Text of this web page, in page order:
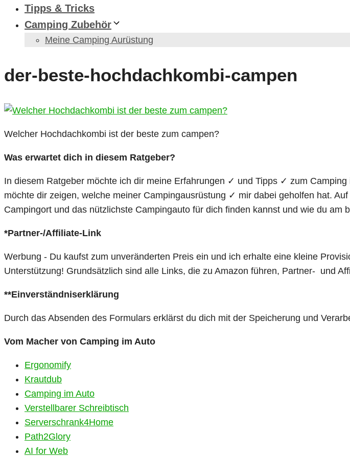
Tipps & Tricks
Camping Zubehör
Meine Camping Aurüstung
der-beste-hochdachkombi-campen
Welcher Hochdachkombi ist der beste zum campen?
Was erwartet dich in diesem Ratgeber?
In diesem Ratgeber möchte ich dir meine Erfahrungen ✓ und Tipps ✓ zum
möchte dir zeigen, welche meiner Campingausrüstung ✓ mir dabei geholfen hat.
Campingort und das nützlichste Campingauto für dich finden kannst und wie du am
*Partner-/Affiliate-Link
Werbung - Du kaufst zum unveränderten Preis ein und ich erhalte eine kleine
Unterstützung! Grundsätzlich sind alle Links, die zu Amazon führen, Partner- und
**Einverständniserklärung
Durch das Absenden des Formulars erklärst du dich mit der Speicherung und
Vom Macher von Camping im Auto
Ergonomify
Krautdub
Camping im Auto
Verstellbarer Schreibtisch
Serverschrank4Home
Path2Glory
AI for Web